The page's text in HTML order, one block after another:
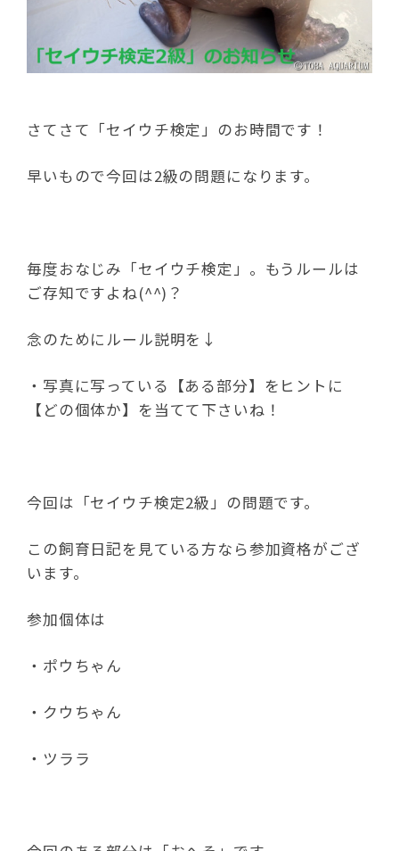
さてさて「セイウチ検定」のお時間です！
早いもので今回は2級の問題になります。
毎度おなじみ「セイウチ検定」。もうルールは
ご存知ですよね(^^)？
念のためにルール説明を↓
・写真に写っている【ある部分】をヒントに
【どの個体か】を当てて下さいね！
今回は「セイウチ検定2級」の問題です。
この飼育日記を見ている方なら参加資格がござ
います。
参加個体は
・ポウちゃん
・クウちゃん
・ツララ